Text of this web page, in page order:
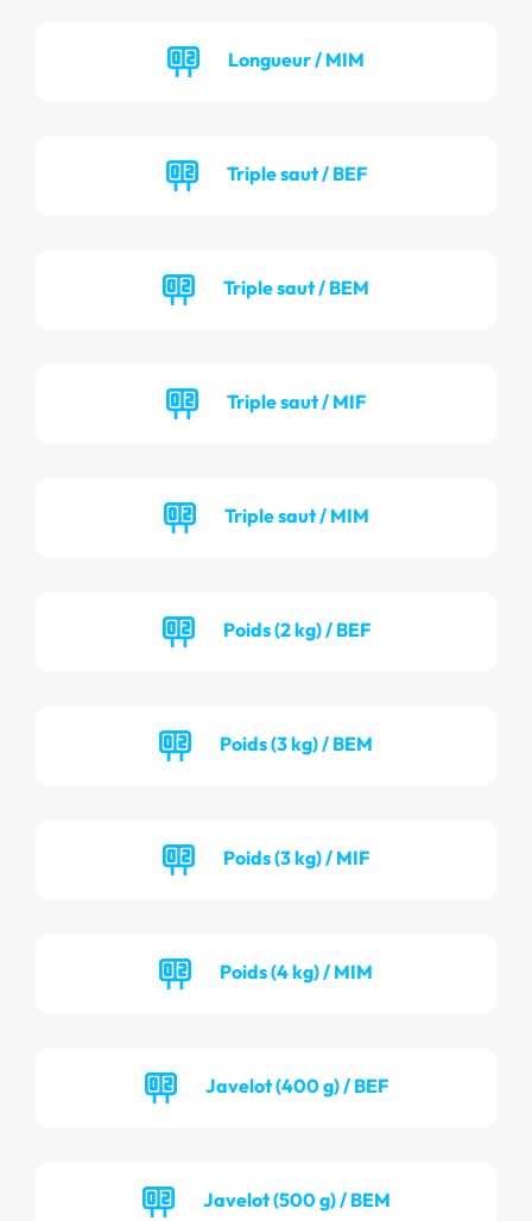
Longueur / MIM
Triple saut / BEF
Triple saut / BEM
Triple saut / MIF
Triple saut / MIM
Poids (2 kg) / BEF
Poids (3 kg) / BEM
Poids (3 kg) / MIF
Poids (4 kg) / MIM
Javelot (400 g) / BEF
Javelot (500 g) / BEM